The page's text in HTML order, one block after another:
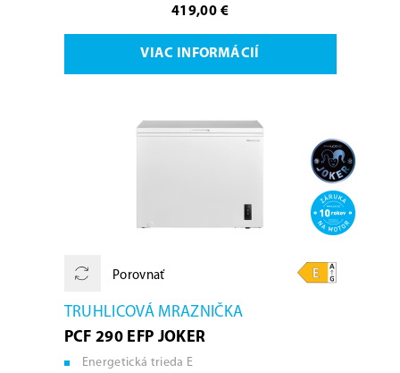
419,00 €
VIAC INFORMÁCIÍ
Porovnať
TRUHLICOVÁ MRAZNIČKA
PCF 290 EFP JOKER
Energetická trieda E